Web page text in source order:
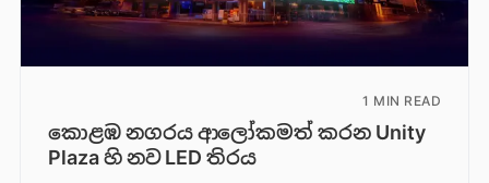
1 MIN READ
කොළඹ නගරය ආලෝකමත් කරන Unity
Plaza හි නව LED තිරය